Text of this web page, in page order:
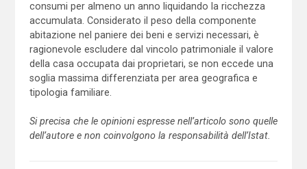
consumi per almeno un anno liquidando la ricchezza
accumulata. Considerato il peso della componente
abitazione nel paniere dei beni e servizi necessari, è
ragionevole escludere dal vincolo patrimoniale il valore
della casa occupata dai proprietari, se non eccede una
soglia massima differenziata per area geografica e
tipologia familiare.
Si precisa che le opinioni espresse nell’articolo sono quelle
dell’autore e non coinvolgono la responsabilità dell’Istat.